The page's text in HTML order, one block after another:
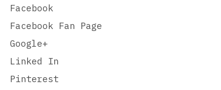
Facebook
Facebook Fan Page
Google+
Linked In
Pinterest